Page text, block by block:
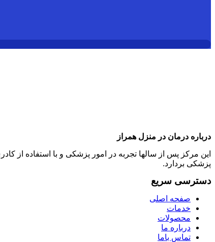
درباره درمان در منزل همراز
این مرکز پس از سالها تجربه در امور پزشکی و با استفاده
پزشکی بردارد.
دسترسی سریع
صفحه اصلی
خدمات
محصولات
درباره ما
تماس باما